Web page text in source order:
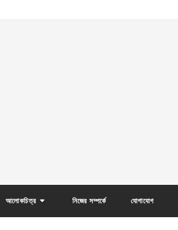
আলোকচিত্র নিজের সম্পর্কে যোগাযোগ